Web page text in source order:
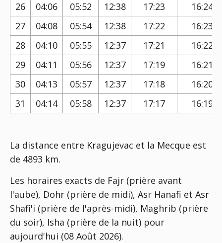
26
04:06 05:52 12:38 17:23
16:24
27
04:08 05:54 12:38 17:22
16:23
28
04:10 05:55 12:37 17:21
16:22
29
04:11 05:56 12:37 17:19
16:21
30
04:13 05:57 12:37 17:18
16:20
31
04:14 05:58 12:37 17:17 16:19
La distance entre Kragujevac et la Mecque est
de 4893 km.
Les horaires exacts de Fajr (prière avant
l'aube), Dohr (prière de midi), Asr Hanafi et Asr
Shafi'i (prière de l'après-midi), Maghrib (prière
du soir), Isha (prière de la nuit) pour
aujourd'hui (08 Août 2026).